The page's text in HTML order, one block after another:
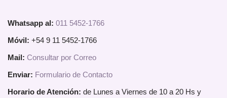
Whatsapp al: 011 5452-1766
Móvil: +54 9 11 5452-1766
Mail: Consultar por Correo
Enviar: Formulario de Contacto
Horario de Atención: de Lunes a Viernes de 10 a 20 Hs y